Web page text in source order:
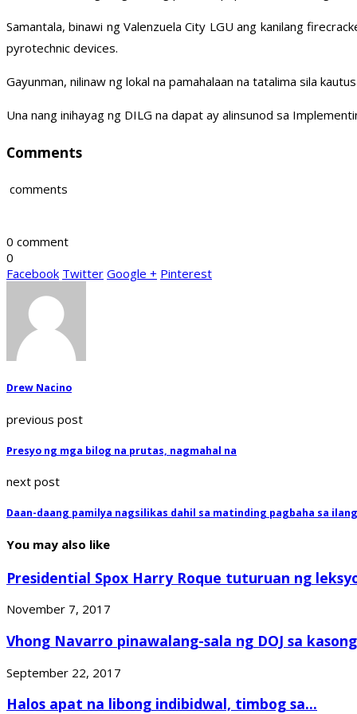
Samantala, binawi ng Valenzuela City LGU ang kanilang
pyrotechnic devices.
Gayunman, nilinaw ng lokal na pamahalaan na tatalima sila
Una nang inihayag ng DILG na dapat ay alinsunod sa
Comments
comments
0 comment
0
Facebook Twitter Google + Pinterest
Drew Nacino
previous post
Presyo ng mga bilog na prutas, nagmahal na
next post
Daan-daang pamilya nagsilikas dahil sa matinding pagbaha sa
You may also like
Presidential Spox Harry Roque tuturuan ng
November 7, 2017
Vhong Navarro pinawalang-sala ng DOJ sa
September 22, 2017
Halos apat na libong indibidwal, timbog sa...